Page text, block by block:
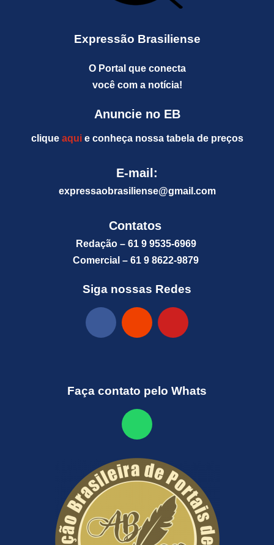
Expressão Brasiliense
O Portal que conecta
você com a notícia!
Anuncie no EB
clique aquie conheça nossa tabela de preços
E-mail:
expressaobrasiliense@gmail.com
Contatos
Redação – 61 9 9535-6969
Comercial – 61 9 8622-9879
Siga nossas Redes
Faça contato pelo Whats